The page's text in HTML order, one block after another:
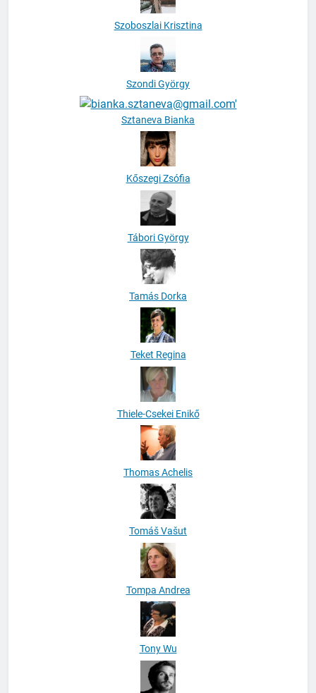
Szoboszlai Krisztina
Szondi György
Sztaneva Bianka
Kőszegi Zsófia
Tábori György
Tamás Dorka
Teket Regina
Thiele-Csekei Enikő
Thomas Achelis
Tomáš Vašut
Tompa Andrea
Tony Wu